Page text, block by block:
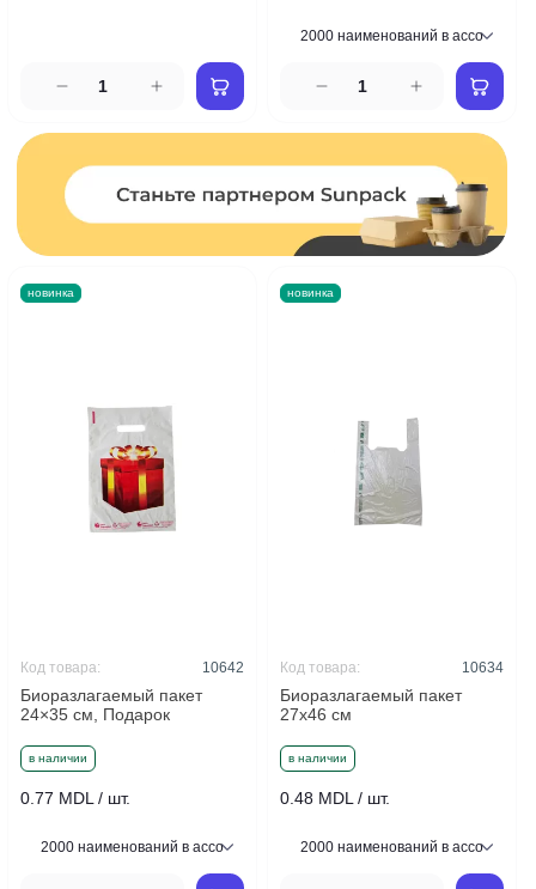
новинка
в наличии
Биоразлагаемый пакет
24×35 см, Подарок
Код товара: 10642
0.77 MDL / шт.
новинка
в наличии
Биоразлагаемый пакет
27x46 см
Код товара: 10634
0.48 MDL / шт.